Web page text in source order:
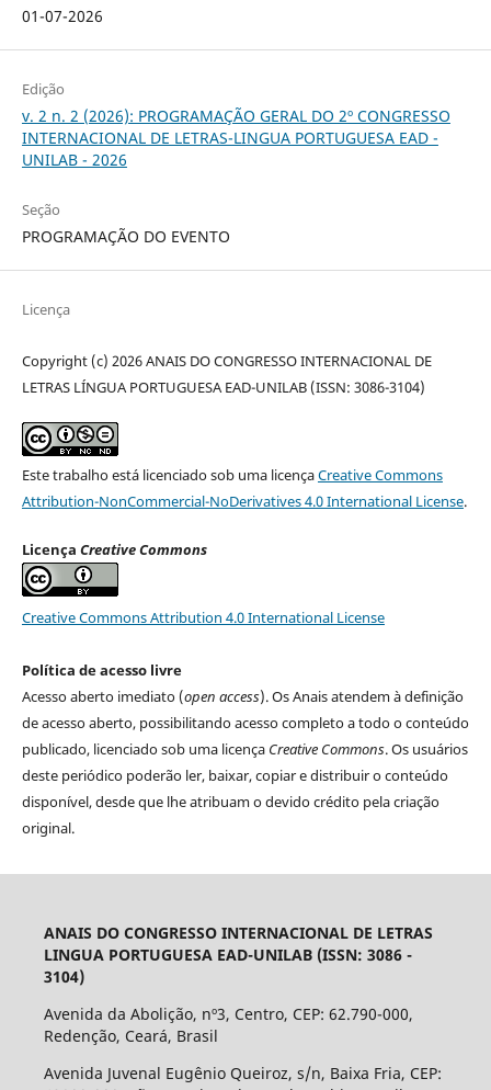
01-07-2026
Edição
v. 2 n. 2 (2026): PROGRAMAÇÃO GERAL DO 2º CONGRESSO
INTERNACIONAL DE LETRAS-LINGUA PORTUGUESA EAD -
UNILAB - 2026
Seção
PROGRAMAÇÃO DO EVENTO
Licença
Copyright (c) 2026 ANAIS DO CONGRESSO INTERNACIONAL DE
LETRAS LÍNGUA PORTUGUESA EAD-UNILAB (ISSN: 3086-3104)
Este trabalho está licenciado sob uma licençaCreative Commons
Attribution-NonCommercial-NoDerivatives 4.0 International License.
Licença Creative Commons
Creative Commons Attribution 4.0 International License
Política de acesso livre
Acesso aberto imediato (open access). Os Anais atendem à definição
de acesso aberto, possibilitando acesso completo a todo o conteúdo
publicado, licenciado sob uma licença Creative Commons. Os usuários
deste periódico poderão ler, baixar, copiar e distribuir o conteúdo
disponível, desde que lhe atribuam o devido crédito pela criação
original.
ANAIS DO CONGRESSO INTERNACIONAL DE LETRAS
LINGUA PORTUGUESA EAD-UNILAB (ISSN: 3086 -
3104)
Avenida da Abolição, nº3, Centro, CEP: 62.790-000,
Redenção, Ceará, Brasil
Avenida Juvenal Eugênio Queiroz, s/n, Baixa Fria, CEP: